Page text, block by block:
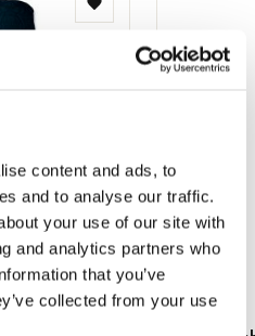
content and ads, to
and to analyse our traffic.
your use of our site with
and analytics partners who
that you’ve
collected from your use
Zur
Wunschliste
hinzufügen